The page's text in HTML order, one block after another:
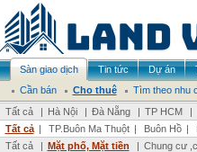
Sàn giao dịch Tin tức Dự án
Cần bán
Cho thuê
Tìm theo nhu
Tất cả
| Hà Nội | Đà Nẵng | TP HCM |
Tất cả | TP.Buôn Ma Thuột | Buôn Hồ |
Tất cả
| Mặt phố, Mặt tiền | Chung cư